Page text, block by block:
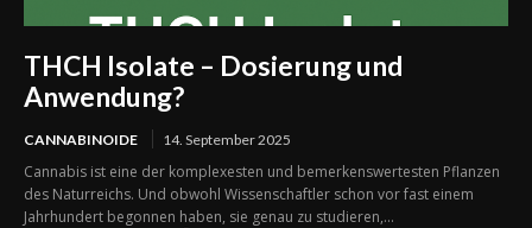
THCH Isolate – Dosierung und
Anwendung?
CANNABINOIDE 14. September 2025
Cannabis ist eine der komplexesten und bemerkenswertesten Pflanzen
des Naturreichs. Und obwohl Wissenschaftler schon vor fast einem
Jahrhundert begonnen haben, sie genau zu studieren,...